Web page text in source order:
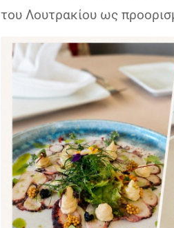
του Λουτρακίου ως